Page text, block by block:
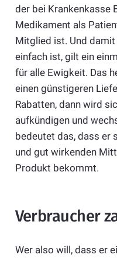
der bei Krankenkasse
Medikament als
Mitglied ist. Und damit
einfach ist, gilt ein
für alle Ewigkeit. Das
einen günstigeren
Rabatten, dann wird
aufkündigen und
bedeutet das, dass er
und gut wirkenden
Produkt bekommt.
Verbraucher
Wer also will, dass er